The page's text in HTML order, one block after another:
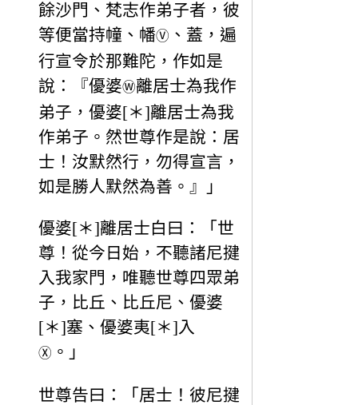
餘沙門、梵志作弟子者，彼
等便當持幢、幡Ⓥ 、蓋，遍
行宣令於那難陀，作如是
說：『優婆Ⓦ離居士為我作
弟子，優婆[＊]離居士為我
作弟子。然世尊作是說：居
士！汝默然行，勿得宣言，
如是勝人默然為善。』」
優婆[＊]離居士白曰：「世
尊！從今日始，不聽諸尼揵
入我家門，唯聽世尊四眾弟
子，比丘、比丘尼、優婆
[＊]塞、優婆夷[＊]入
Ⓧ 。」
世尊告曰：「居士！彼尼揵